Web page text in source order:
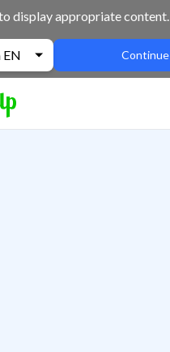
display appropriate content.
EN Continue